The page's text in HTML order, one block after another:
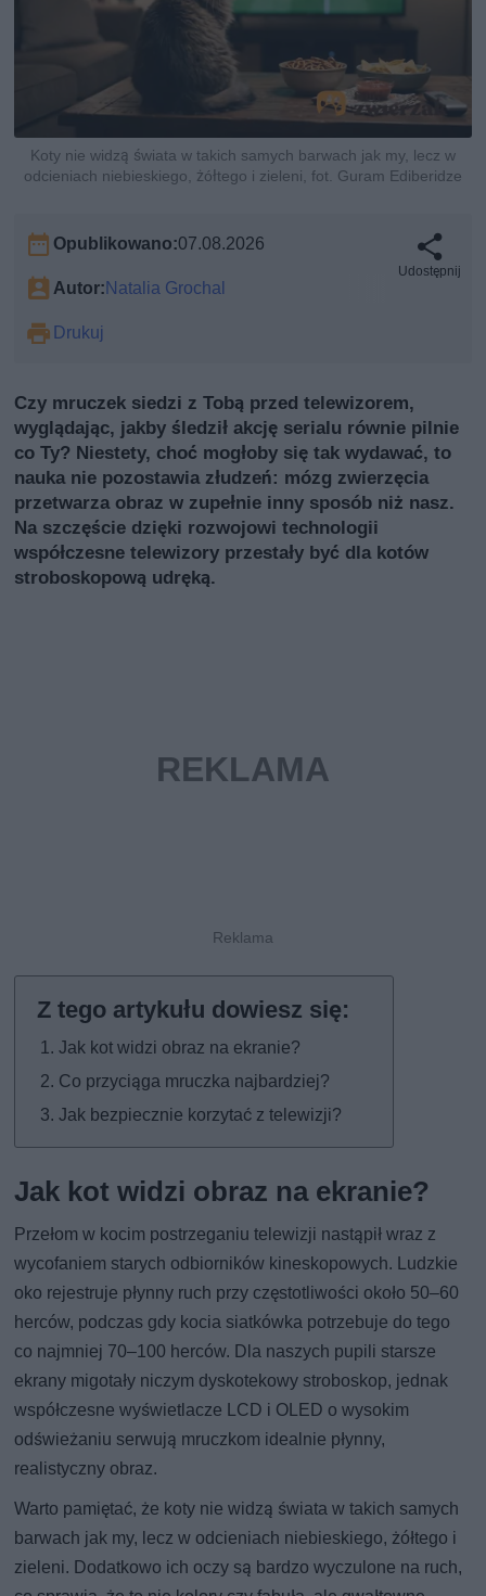
Koty nie widzą świata w takich samych barwach jak my, lecz w
odcieniach niebieskiego, żółtego i zieleni, fot. Guram Ediberidze
Opublikowano:07.08.2026
Autor: Natalia Grochal
Drukuj
Udostępnij
Czy mruczek siedzi z Tobą przed telewizorem,
wyglądając, jakby śledził akcję serialu równie pilnie
co Ty? Niestety, choć mogłoby się tak wydawać, to
nauka nie pozostawia złudzeń: mózg zwierzęcia
przetwarza obraz w zupełnie inny sposób niż nasz.
Na szczęście dzięki rozwojowi technologii
współczesne telewizory przestały być dla kotów
stroboskopową udręką.
Jak kot widzi obraz na ekranie?
Co przyciąga mruczka najbardziej?
Jak bezpiecznie korzytać z telewizji?
Jak kot widzi obraz na ekranie?
Przełom w kocim postrzeganiu telewizji nastąpił wraz z
wycofaniem starych odbiorników kineskopowych. Ludzkie
oko rejestruje płynny ruch przy częstotliwości około 50–60
herców, podczas gdy kocia siatkówka potrzebuje do tego
co najmniej 70–100 herców. Dla naszych pupili starsze
ekrany migotały niczym dyskotekowy stroboskop, jednak
współczesne wyświetlacze LCD i OLED o wysokim
odświeżaniu serwują mruczkom idealnie płynny,
realistyczny obraz.
Warto pamiętać, że koty nie widzą świata w takich samych
barwach jak my, lecz w odcieniach niebieskiego, żółtego i
zieleni. Dodatkowo ich oczy są bardzo wyczulone na ruch,